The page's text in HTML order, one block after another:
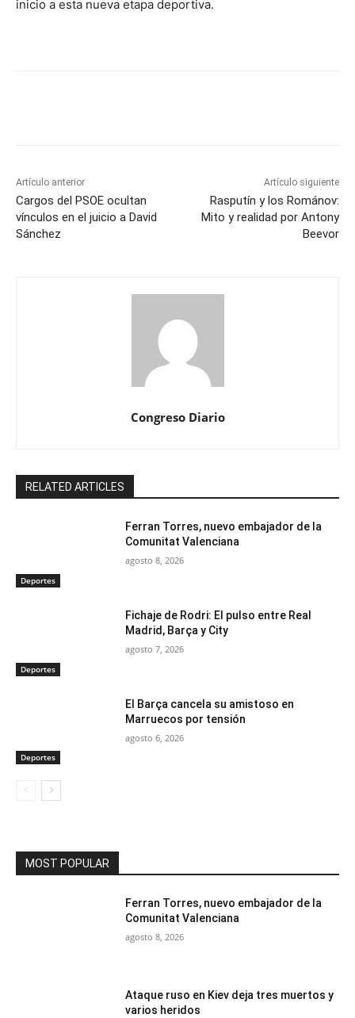
inicio a esta nueva etapa deportiva.
Artículo anterior
Cargos del PSOE ocultan
vínculos en el juicio a David
Sánchez
Artículo siguiente
Rasputín y los Románov:
Mito y realidad por Antony
Beevor
Congreso Diario
RELATED ARTICLES
Deportes
Ferran Torres, nuevo embajador de la
Comunitat Valenciana
agosto 8, 2026
Deportes
Fichaje de Rodri: El pulso entre Real
Madrid, Barça y City
agosto 7, 2026
Deportes
El Barça cancela su amistoso en
Marruecos por tensión
agosto 6, 2026
MOST POPULAR
Ferran Torres, nuevo embajador de la
Comunitat Valenciana
agosto 8, 2026
Ataque ruso en Kiev deja tres muertos y
varios heridos